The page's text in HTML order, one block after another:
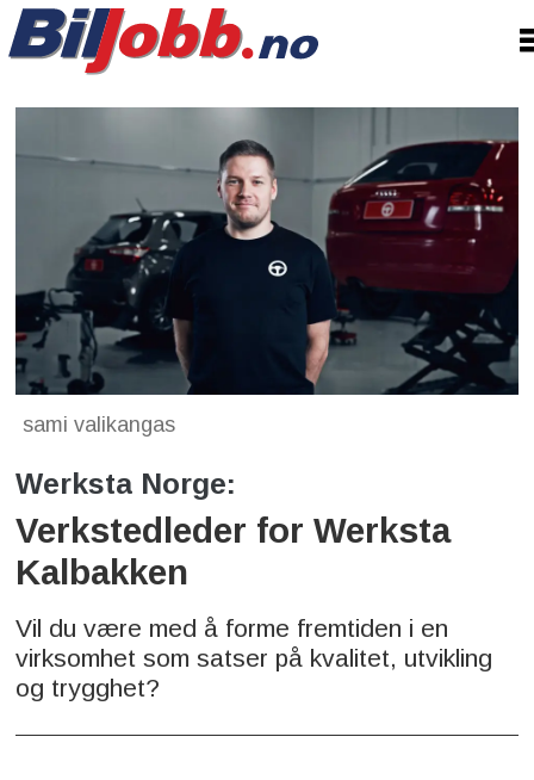
sami valikangas
Werksta Norge:
Verkstedleder for Werksta
Kalbakken
Vil du være med å forme fremtiden i en
virksomhet som satser på kvalitet, utvikling
og trygghet?